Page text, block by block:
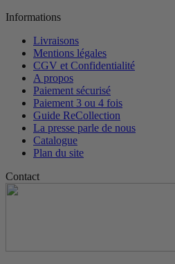
Informations
Livraisons
Mentions légales
CGV et Confidentialité
A propos
Paiement sécurisé
Paiement 3 ou 4 fois
Guide ReCollection
La presse parle de nous
Catalogue
Plan du site
Contact